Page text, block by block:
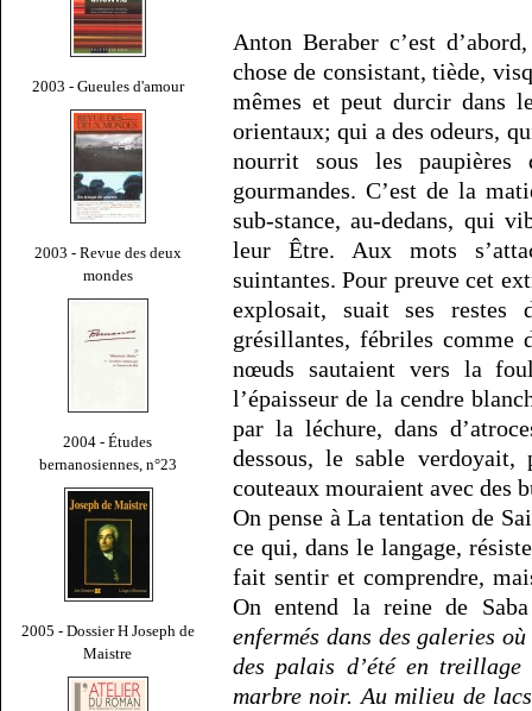
2003 - Gueules d'amour
2003 - Revue des deux
mondes
2004 - Études
bernanosiennes, n°23
2005 - Dossier H Joseph de
Maistre
Anton Beraber c’est
chose de consistant, tiède,
mêmes et peut durcir dans
orientaux; qui a des odeurs,
nourrit sous les
gourmandes. C’est de la
sub-stance, au-dedans, qui
leur Être. Aux mots
suintantes. Pour preuve cet
explosait, suait ses restes
grésillantes, fébriles comme
nœuds sautaient vers la
l’épaisseur de la cendre
par la léchure, dans
dessous, le sable
couteaux mouraient avec des
On pense à La tentation de
ce qui, dans le langage,
fait sentir et comprendre,
On entend la reine de
enfermés dans des galeries
des palais d’été en
marbre noir. Au milieu de